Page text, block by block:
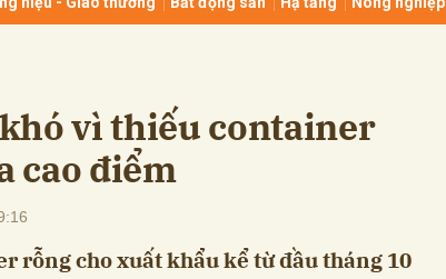
vì thiếu container
cao điểm
rỗng cho xuất khẩu kể từ đầu tháng 10